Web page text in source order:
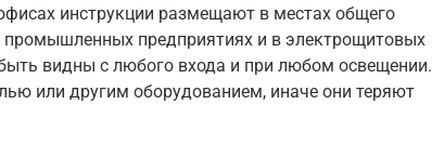
инструкции размещают в местах общего
промышленных предприятиях и в электрощитовых
видны с любого входа и при любом освещении.
или другим оборудованием, иначе они теряют